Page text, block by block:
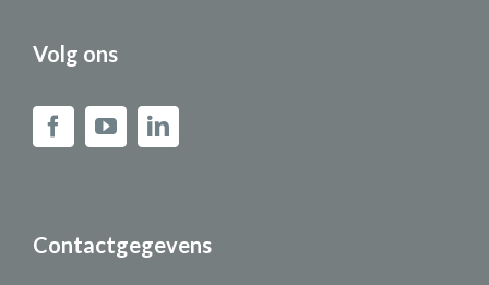
Volg ons
Contactgegevens